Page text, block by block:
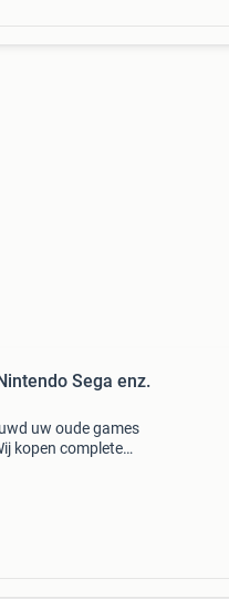
Sega enz.
uw oude games
kopen complete